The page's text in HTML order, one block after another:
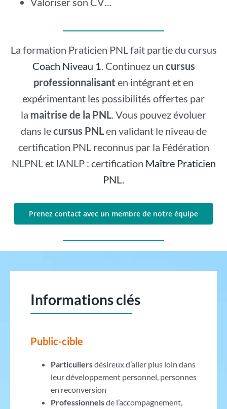
La formation Praticien PNL fait partie du cursus
Coach Niveau 1 . Continuez un cursus
professionnalisant en intégrant et en
expérimentant les possibilités offertes par
la maitrise de la PNL . Vous pouvez évoluer
dans lecursus PNLen validant le niveau de
certification PNL reconnus par la Fédération
NLPNL et IANLP : certification Maître Praticien
PNL.
Prenez contact avec un membre de notre équipe
Informations clés
Public-cible
Particuliersdésireux d’aller plus loin dans
leur développement personnel, personnes
en reconversion
Professionnelsde l’accompagnement,